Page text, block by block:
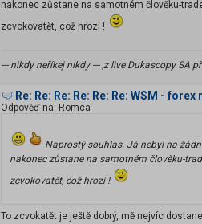
nakonec zůstane na samotném člověku-
zcvokovatět, což hrozí !
--- nikdy neříkej nikdy --- ,z live Dukascopy SA
Re: Re: Re: Re: Re: Re: WSM -
Odpověď na: Romca
Naprostý souhlas. Já nebyl na
nakonec zůstane na samotném člověku-
zcvokovatět, což hrozí !
To zcvokatět je ještě dobrý, mě nejvíc